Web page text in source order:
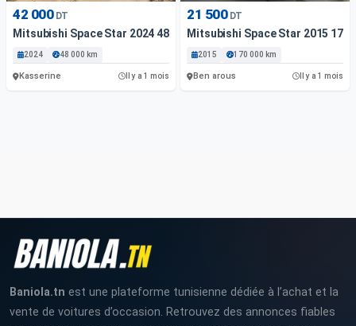
42 000 DT
Mitsubishi Space Star 2024 48000 Km
2024 48 000 km
Kasserine Il y a 1 mois
21 500 DT
Mitsubishi Space Star 2015
2015 170 000 km
Ben arous Il y a 1 mois
Baniola.tn est une plateforme tunisienne dédiée à l’achat et la
vente de voitures d’occasion. Retrouvez des annonces fiables